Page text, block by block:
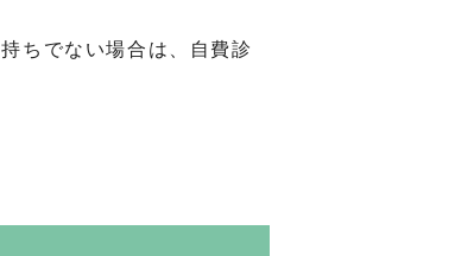
ちでない場合は、自費診